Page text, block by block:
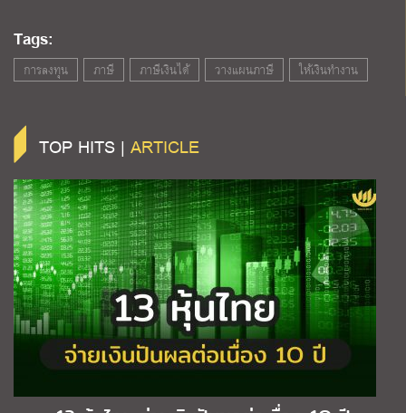
Tags:
การลงทุน ภาษี ภาษีเงินได้ วางแผนภาษี ให้เงินทำงาน
TOP HITS | ARTICLE